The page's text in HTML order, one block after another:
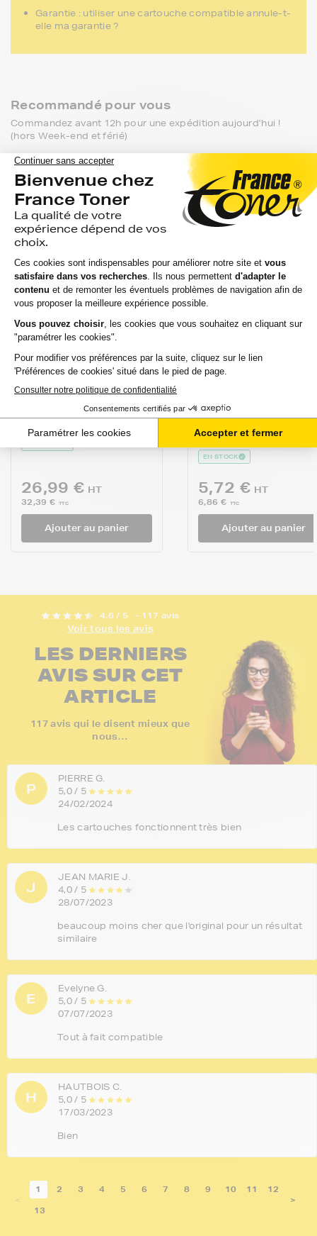
4,6 / 5 - 117 avis
Voir tous les avis
LES DERNIERS
AVIS SUR CET
ARTICLE
117 avis qui le disent mieux que
nous…
P
PIERRE G.
5,0 / 5
24/02/2024
Les cartouches fonctionnent très bien
J
JEAN MARIE J.
4,0 / 5
28/07/2023
beaucoup moins cher que l'original pour un résultat
similaire
E
Evelyne G.
5,0 / 5
07/07/2023
Tout à fait compatible
H
HAUTBOIS C.
5,0 / 5
17/03/2023
Bien
<
1 2 3 4 5 6 7 8 9 10 11
12
13
>
Recommandé pour vous
Commandez avant 12h pour une expédition aujourd’hui !
(hors Week-end et férié)
FRANCETONER
Pack de 5 cartouches
d'encre FranceToner
équivalent à CANON
CLI551 PGI55...
avis
26,99 € HT
32,39 € TTC
Ajouter au panier
Cartouche d'encre
FranceToner
(6443B001) -...
avis
EN STOCK
5,72 € HT
6,86 € TTC
Ajouter au panier
Garantie : utiliser une cartouche compatible annule-t-
elle ma garantie ?